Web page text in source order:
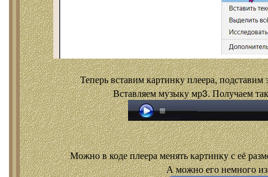
Теперь вставим картинку плеера, подставим
Вставляем музыку мр3. Получаем
Можно в коде плеера менять картинку с её
А можно его немного